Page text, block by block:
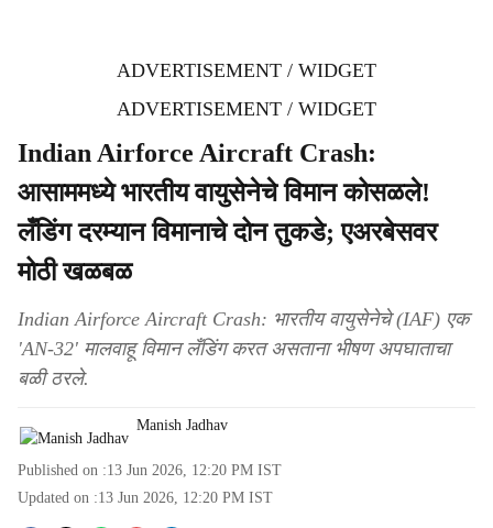
ADVERTISEMENT / WIDGET
ADVERTISEMENT / WIDGET
Indian Airforce Aircraft Crash:
आसाममध्ये भारतीय वायुसेनेचे विमान कोसळले!
लँडिंग दरम्यान विमानाचे दोन तुकडे; एअरबेसवर
मोठी खळबळ
Indian Airforce Aircraft Crash: भारतीय वायुसेनेचे (IAF) एक
'AN-32' मालवाहू विमान लँडिंग करत असताना भीषण अपघाताचा
बळी ठरले.
Manish Jadhav
Published on :13 Jun 2026, 12:20 PM IST
Updated on :13 Jun 2026, 12:20 PM IST